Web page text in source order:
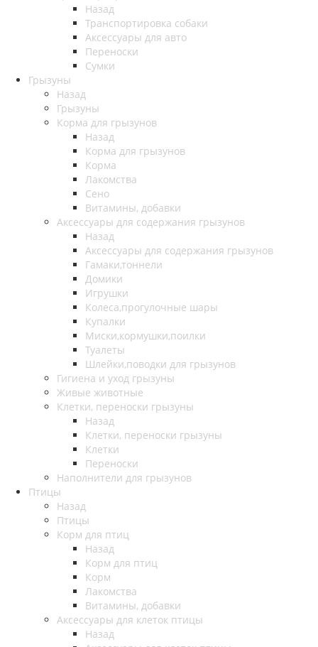
Назад
Транспортировка собаки
Аксессуары для авто
Переноски
Сумки
Грызуны
Назад
Грызуны
Корма для грызунов
Назад
Корма для грызунов
Корма
Лакомства
Сено
Витамины, добавки
Аксессуары для содержания грызунов
Назад
Аксессуары для содержания грызунов
Гамаки,тоннели
Домики
Игрушки
Колеса,прогулочные шары
Купалки
Миски,кормушки,поилки
Туалеты
Шлейки,поводки для грызунов
Гигиена и уход грызуны
Живые животные
Клетки, переноски грызуны
Назад
Клетки, переноски грызуны
Клетки
Переноски
Наполнители для грызунов
Птицы
Назад
Птицы
Корм для птиц
Назад
Корм для птиц
Корм
Лакомства
Витамины, добавки
Аксессуары для клеток птицы
Назад